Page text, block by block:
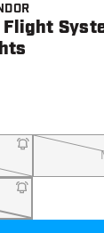
Flight